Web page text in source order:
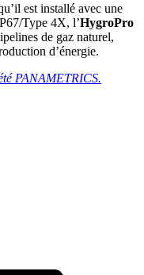
est installé avec une
Type 4X, l’HygroPro
de gaz naturel,
d’énergie.
PANAMETRICS.